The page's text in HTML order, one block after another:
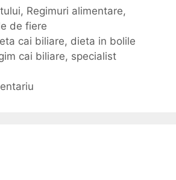
g
i
m
a
, Regimuri alimentare,
de fiere
cai biliare, dieta in bolile
cai biliare, specialist